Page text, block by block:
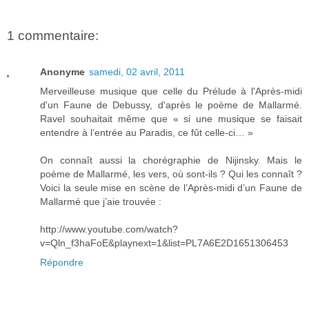
1 commentaire:
Anonyme samedi, 02 avril, 2011
Merveilleuse musique que celle du Prélude à l'Après-midi
d'un Faune de Debussy, d'après le poème de Mallarmé.
Ravel souhaitait même que « si une musique se faisait
entendre à l’entrée au Paradis, ce fût celle-ci… »
On connaît aussi la chorégraphie de Nijinsky. Mais le
poème de Mallarmé, les vers, où sont-ils ? Qui les connaît ?
Voici la seule mise en scène de l’Après-midi d’un Faune de
Mallarmé que j’aie trouvée :
http://www.youtube.com/watch?
v=Qln_f3haFoE&playnext=1&list=PL7A6E2D1651306453
Répondre